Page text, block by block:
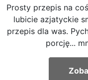
Prosty przepis na
lubicie azjatyckie
przepis dla was.
porcję...